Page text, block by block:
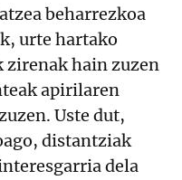
beharrezkoa
urte hartako
zirenak hain zuzen
apirilaren
Uste dut,
distantziak
dela